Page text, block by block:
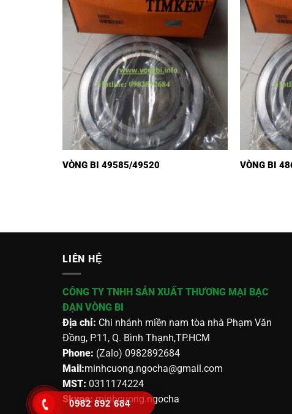
VÒNG BI 49585/49520 VÒNG BI
LIÊN HỆ
CÔNG TY TNHH SẢN XUẤT THƯƠNG MẠI BẠC
ĐẠN VÒNG BI
Địa chỉ: Chi nhánh miền nam tòa nhà Phạm Văn
Đồng, P.11, Q. Bình Thạnh,TP.HCM
Phone: (Zalo) 0982892684
Mail:minhcuong.ngocha@gmail.com
MST: 0311174224
Skype:minhcuong.ngocha
0982 892 684